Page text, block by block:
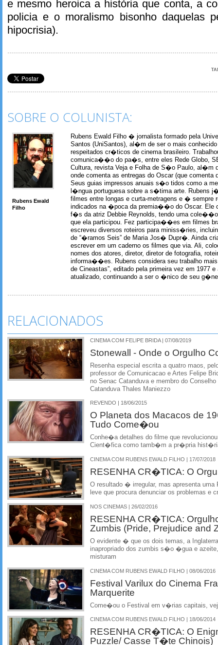
e mesmo heroica a história que conta, a
policia e o moralismo bisonho daquelas
hipocrisia).
SOBRE O COLUNISTA:
Rubens Ewald
Filho
Rubens Ewald Filho � jornalista formado pela
Santos (UniSantos), al�m de ser o mais
respeitados cr�ticos de cinema brasileiro.
comunica��o do pa�s, entre eles Rede Globo,
Cultura, revista Veja e Folha de S�o Paulo, al�m
onde comenta as entregas do Oscar (que comenta
Seus guias impressos anuais s�o tidos como a
l�ngua portuguesa sobre a s�tima arte. Rubens
filmes entre longas e curta-metragens e � sempre
indicados na �poca da premia��o do Oscar. Ele
f�s da atriz Debbie Reynolds, tendo uma
que ela participou. Fez participa��es em filmes
escreveu diversos roteiros para miniss�ries,
de “�ramos Seis” de Maria Jos� Dupr�. Ainda
escrever em um caderno os filmes que via. Ali,
nomes dos atores, diretor, diretor de fotografia,
informa��es. Rubens considera seu trabalho
de Cineastas”, editado pela primeira vez em 1977 e
atualizado, continuando a ser o �nico de seu
RELACIONADOS
CINEMA COM FELIPE BRIDA | 07/08/2019
Stonewall - Onde o Orgulho
Resenha especial escrita a quatro maos,
professor de Comunicacao e Artes Felipe
no Senac Catanduva e membro do
Catanduva Thales Maniezzo
REVENDO | 18/06/2015
O Planeta dos Macacos de
Tudo Come�ou
Conhe�a detalhes do filme que
Cient�fica como tamb�m a pr�pria
CINEMA COM RUBENS EWALD FILHO | 17/07/2018
RESENHA CR�TICA: O
O resultado � irregular, mas apresenta uma
leve que procura denunciar os problemas e
NOS CINEMAS | 26/02/2016
RESENHA CR�TICA:
Zumbis (Pride, Prejudice and
O evidente � que os dois temas, a
inapropriado dos zumbis s�o �gua e
misturam
CINEMA COM RUBENS EWALD FILHO | 08/06/2016
Festival Varilux do Cinema
Marquerite
Come�ou o Festival em v�rias capitais,
CINEMA COM RUBENS EWALD FILHO | 18/06/2014
RESENHA CR�TICA: O
Puzzle/ Casse T�te Chinois)